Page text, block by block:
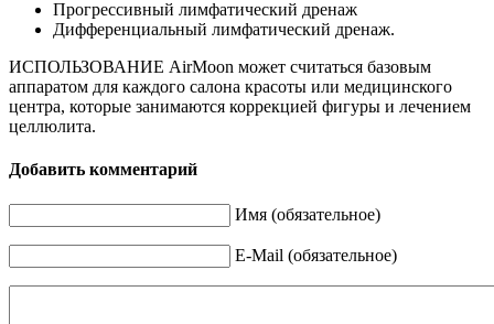
Прогрессивный лимфатический дренаж
Дифференциальный лимфатический дренаж.
ИСПОЛЬЗОВАНИЕ AirMoon может считаться базовым
аппаратом для каждого салона красоты или медицинского
центра, которые занимаются коррекцией фигуры и лечением
целлюлита.
Добавить комментарий
Имя (обязательное)
E-Mail (обязательное)